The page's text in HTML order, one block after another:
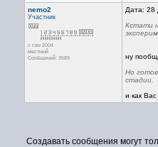
nemo2
Участник
с сен 2004
местный
Сообщений: 3589
Дата: 28
Кстати
ну
Но
стадии.
и как
Создавать сообщения могут